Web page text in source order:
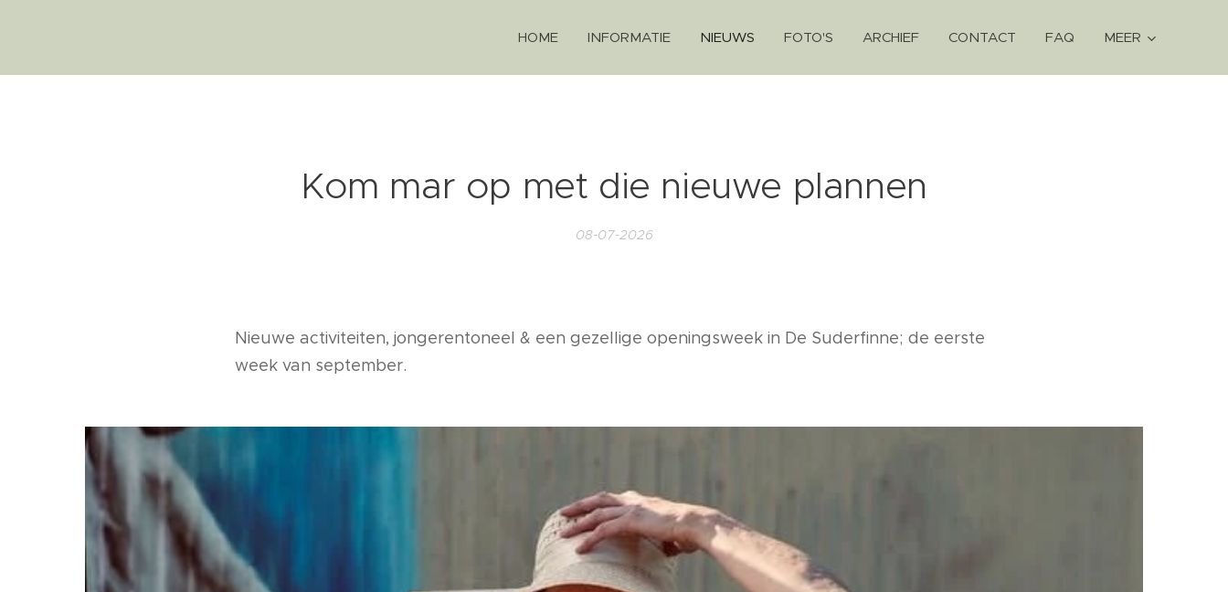
HOME INFORMATIE NIEUWS FOTO'S ARCHIEF CONTACT FAQ MEER
Kom mar op met die nieuwe plannen
08-07-2026
Nieuwe activiteiten, jongerentoneel & een gezellige openingsweek in De Suderfinne; de eerste
week van september.